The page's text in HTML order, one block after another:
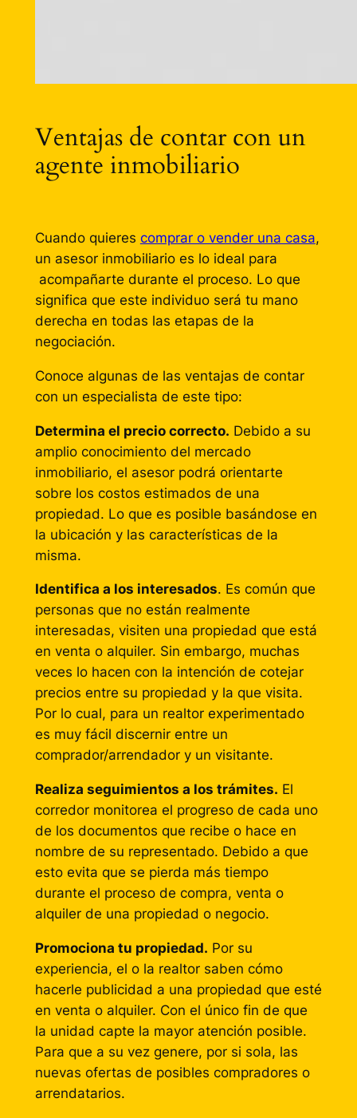
Ventajas de contar con un
agente inmobiliario
Cuando quieres comprar o vender una casa,
un asesor inmobiliario es lo ideal para
acompañarte durante el proceso. Lo que
significa que este individuo será tu mano
derecha en todas las etapas de la
negociación.
Conoce algunas de las ventajas de contar
con un especialista de este tipo:
Determina el precio correcto. Debido a su
amplio conocimiento del mercado
inmobiliario, el asesor podrá orientarte
sobre los costos estimados de una
propiedad. Lo que es posible basándose en
la ubicación y las características de la
misma.
Identifica a los interesados. Es común que
personas que no están realmente
interesadas, visiten una propiedad que está
en venta o alquiler. Sin embargo, muchas
veces lo hacen con la intención de cotejar
precios entre su propiedad y la que visita.
Por lo cual, para un realtor experimentado
es muy fácil discernir entre un
comprador/arrendador y un visitante.
Realiza seguimientos a los trámites. El
corredor monitorea el progreso de cada uno
de los documentos que recibe o hace en
nombre de su representado. Debido a que
esto evita que se pierda más tiempo
durante el proceso de compra, venta o
alquiler de una propiedad o negocio.
Promociona tu propiedad. Por su
experiencia, el o la realtor saben cómo
hacerle publicidad a una propiedad que esté
en venta o alquiler. Con el único fin de que
la unidad capte la mayor atención posible.
Para que a su vez genere, por si sola, las
nuevas ofertas de posibles compradores o
arrendatarios.